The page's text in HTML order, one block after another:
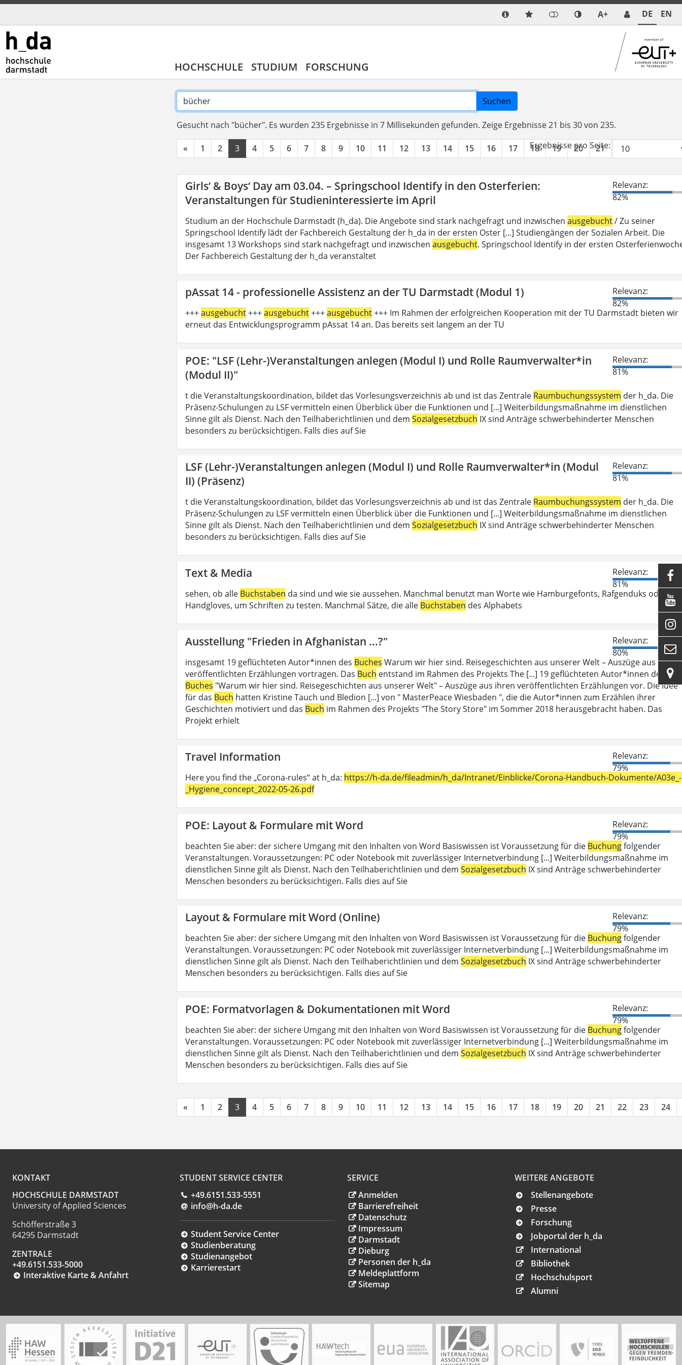
A+ DE EN
HOCHSCHULE STUDIUM FORSCHUNG
Suchen
Gesucht nach "bücher". Es wurden 235 Ergebnisse in 7 Millisekunden gefunden. Zeige Ergebnisse 21 bis 30 von 235.
« 1 2 3 4 5 6 7 8 9 10 11 12 13 14 15 16 17 18 19 20 21 22
Ergebnisse pro Seite:
Girls‘ & Boys‘ Day am 03.04. – Springschool Identify in den Osterferien:
Veranstaltungen für Studieninteressierte im April
Relevanz:
82%
Studium an der Hochschule Darmstadt (h_da). Die Angebote sind stark nachgefragt und inzwischen ausgebucht/ Zu seiner
Springschool Identify lädt der Fachbereich Gestaltung der h_da in der ersten Oster [...] Studiengängen der Sozialen Arbeit. Die
insgesamt 13 Workshops sind stark nachgefragt und inzwischen ausgebucht. Springschool Identify in der ersten
Der Fachbereich Gestaltung der h_da veranstaltet
pAssat 14 - professionelle Assistenz an der TU Darmstadt (Modul 1)
Relevanz:
82%
+++ausgebucht+++ausgebucht+++ausgebucht+++ Im Rahmen der erfolgreichen Kooperation mit der TU Darmstadt bieten wir
erneut das Entwicklungsprogramm pAssat 14 an. Das bereits seit langem an der TU
POE: "LSF (Lehr-)Veranstaltungen anlegen (Modul I) und Rolle Raumverwalter*in
(Modul II)"
Relevanz:
81%
t die Veranstaltungskoordination, bildet das Vorlesungsverzeichnis ab und ist das Zentrale Raumbuchungssystem der h_da. Die
Präsenz-Schulungen zu LSF vermitteln einen Überblick über die Funktionen und [...] Weiterbildungsmaßnahme im dienstlichen
Sinne gilt als Dienst. Nach den Teilhaberichtlinien und dem Sozialgesetzbuch IX sind Anträge schwerbehinderter Menschen
besonders zu berücksichtigen. Falls dies auf Sie
LSF (Lehr-)Veranstaltungen anlegen (Modul I) und Rolle Raumverwalter*in (Modul
II) (Präsenz)
Relevanz:
81%
t die Veranstaltungskoordination, bildet das Vorlesungsverzeichnis ab und ist das Zentrale Raumbuchungssystem der h_da. Die
Präsenz-Schulungen zu LSF vermitteln einen Überblick über die Funktionen und [...] Weiterbildungsmaßnahme im dienstlichen
Sinne gilt als Dienst. Nach den Teilhaberichtlinien und dem Sozialgesetzbuch IX sind Anträge schwerbehinderter Menschen
besonders zu berücksichtigen. Falls dies auf Sie
Text & Media
Relevanz:
81%
sehen, ob alle Buchstaben da sind und wie sie aussehen. Manchmal benutzt man Worte wie Hamburgefonts, Rafgenduks oder
Handgloves, um Schriften zu testen. Manchmal Sätze, die alle Buchstaben des Alphabets
Ausstellung "Frieden in Afghanistan ...?"
Relevanz:
80%
insgesamt 19 geflüchteten Autor*innen des Buches Warum wir hier sind. Reisegeschichten aus unserer Welt – Auszüge aus ihren
veröffentlichten Erzählungen vortragen. Das Buch entstand im Rahmen des Projekts The [...] 19 geflüchteten Autor*innen des
Buches "Warum wir hier sind. Reisegeschichten aus unserer Welt" – Auszüge aus ihren veröffentlichten Erzählungen vor. Die Idee
für das Buch hatten Kristine Tauch und Bledion [...] von " MasterPeace Wiesbaden ", die die Autor*innen zum Erzählen ihrer
Geschichten motiviert und das Buch im Rahmen des Projekts "The Story Store" im Sommer 2018 herausgebracht haben. Das
Projekt erhielt
Travel Information
Relevanz:
79%
Here you find the „Corona-rules“ at h_da: https://h-da.de/fileadmin/h_da/Intranet/Einblicke/Corona-Handbuch-Dokumente/A03e_-
_Hygiene_concept_2022-05-26.pdf
POE: Layout & Formulare mit Word
Relevanz:
79%
beachten Sie aber: der sichere Umgang mit den Inhalten von Word Basiswissen ist Voraussetzung für die Buchungfolgender
Veranstaltungen. Voraussetzungen: PC oder Notebook mit zuverlässiger Internetverbindung [...] Weiterbildungsmaßnahme im
dienstlichen Sinne gilt als Dienst. Nach den Teilhaberichtlinien und dem Sozialgesetzbuch IX sind Anträge schwerbehinderter
Menschen besonders zu berücksichtigen. Falls dies auf Sie
Layout & Formulare mit Word (Online)
Relevanz:
79%
beachten Sie aber: der sichere Umgang mit den Inhalten von Word Basiswissen ist Voraussetzung für die Buchungfolgender
Veranstaltungen. Voraussetzungen: PC oder Notebook mit zuverlässiger Internetverbindung [...] Weiterbildungsmaßnahme im
dienstlichen Sinne gilt als Dienst. Nach den Teilhaberichtlinien und dem Sozialgesetzbuch IX sind Anträge schwerbehinderter
Menschen besonders zu berücksichtigen. Falls dies auf Sie
POE: Formatvorlagen & Dokumentationen mit Word
Relevanz:
79%
beachten Sie aber: der sichere Umgang mit den Inhalten von Word Basiswissen ist Voraussetzung für die Buchungfolgender
Veranstaltungen. Voraussetzungen: PC oder Notebook mit zuverlässiger Internetverbindung [...] Weiterbildungsmaßnahme im
dienstlichen Sinne gilt als Dienst. Nach den Teilhaberichtlinien und dem Sozialgesetzbuch IX sind Anträge schwerbehinderter
Menschen besonders zu berücksichtigen. Falls dies auf Sie
« 1 2 3 4 5 6 7 8 9 10 11 12 13 14 15 16 17 18 19 20 21 22 23 24
KONTAKT
HOCHSCHULE DARMSTADT
University of Applied Sciences
Schöfferstraße 3
64295 Darmstadt
ZENTRALE
+49.6151.533-5000
Interaktive Karte & Anfahrt
STUDENT SERVICE CENTER
+49.6151.533-5551
info@h-da.de
Student Service Center
Studienberatung
Studienangebot
Karrierestart
SERVICE
Anmelden
Barrierefreiheit
Datenschutz
Impressum
Darmstadt
Dieburg
Personen der h_da
Meldeplattform
Sitemap
WEITERE ANGEBOTE
Stellenangebote
Presse
Forschung
Jobportal der h_da
International
Bibliothek
Hochschulsport
Alumni




